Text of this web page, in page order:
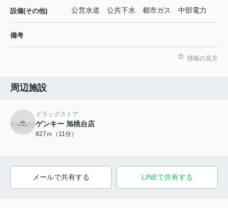
設備(その他) 公営水道 公共下水 都市ガス 中部電力
備考
情報の見方
周辺施設
ドラッグストア
ゲンキー 旭桃台店
827ｍ（11分）
メールで共有する LINEで共有する